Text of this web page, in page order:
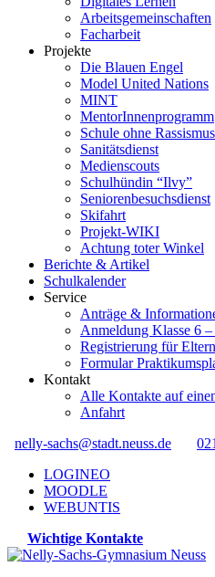
Arbeitsgemeinschaften
Facharbeit
Projekte
Die Blauen Engel
Model United Nations
MINT
MentorInnenprogramm
Schule ohne Rassismus
Sanitätsdienst
Medienscouts
Schulhündin “Ilvy”
Seniorenbesuchsdienst
Skifahrt
Projekt-WIKI
Achtung toter Winkel
Berichte & Artikel
Schulkalender
Service
Anträge &
Anmeldung Klasse 6 –
Registrierung für
Formular
Kontakt
Alle Kontakte auf
Anfahrt
nelly-sachs@stadt.neuss.de
LOGINEO
MOODLE
WEBUNTIS
Wichtige Kontakte